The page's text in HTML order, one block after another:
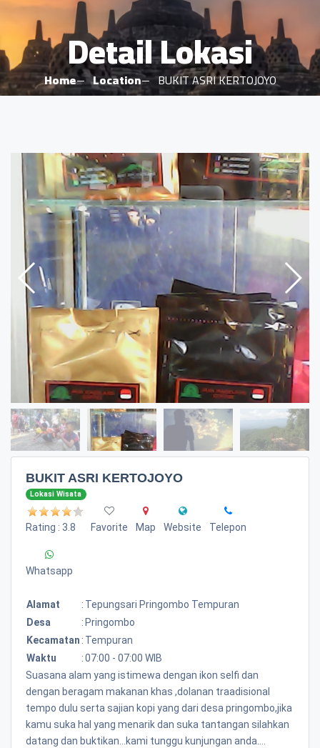
Detail Lokasi
Home Location BUKIT ASRI KERTOJOYO
BUKIT ASRI KERTOJOYO
Lokasi Wisata
Rating : 3.8 Favorite Map Website Telepon
Whatsapp
Alamat : Tepungsari Pringombo Tempuran
Desa
: Pringombo
Kecamatan : Tempuran
Waktu
:07:00 - 07:00 WIB
Suasana alam yang istimewa dengan ikon selfi dan
dengan beragam makanan khas ,dolanan traadisional
tempo dulu serta sajian kopi yang dari desa pringombo,jika
kamu suka hal yang menarik dan suka tantangan silahkan
datang dan buktikan...kami tunggu kunjungan anda....